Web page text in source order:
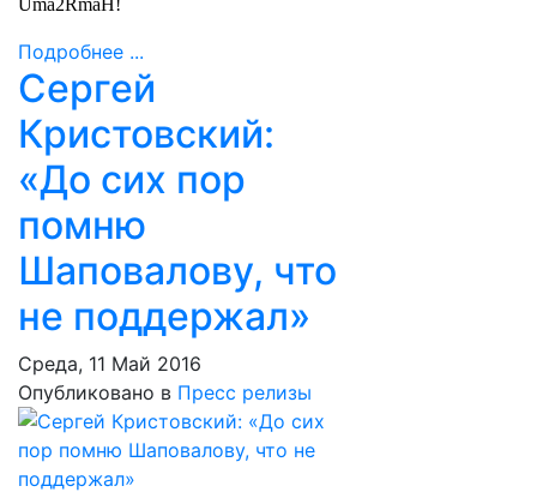
Uma2RmaH!
Подробнее ...
Сергей
Кристовский:
«До сих пор
помню
Шаповалову, что
не поддержал»
Среда, 11 Май 2016
Опубликовано в Пресс релизы